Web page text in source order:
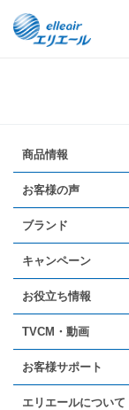
商品情報
お客様の声
ブランド
キャンペーン
お役立ち情報
TVCM・動画
お客様サポート
エリエールについて